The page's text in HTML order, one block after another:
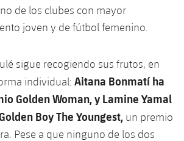
Cruyff
de los clubes con mayor
joven y de fútbol femenino.
sigue recogiendo sus frutos, en
individual: Aitana Bonmatí ha
Golden Woman, y Lamine Yamal
Boy The Youngest, un premio
Pese a que ninguno de los dos